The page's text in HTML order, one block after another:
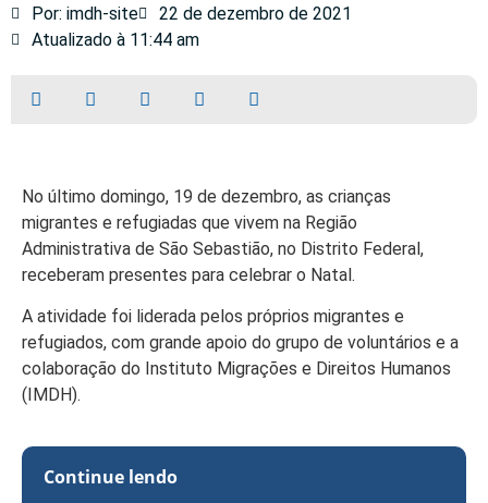
Por: imdh-site
22 de dezembro de 2021
Atualizado à 11:44 am
No último domingo, 19 de dezembro, as crianças
migrantes e refugiadas que vivem na Região
Administrativa de São Sebastião, no Distrito Federal,
receberam presentes para celebrar o Natal.
A atividade foi liderada pelos próprios migrantes e
refugiados, com grande apoio do grupo de voluntários e a
colaboração do Instituto Migrações e Direitos Humanos
(IMDH).
Continue lendo